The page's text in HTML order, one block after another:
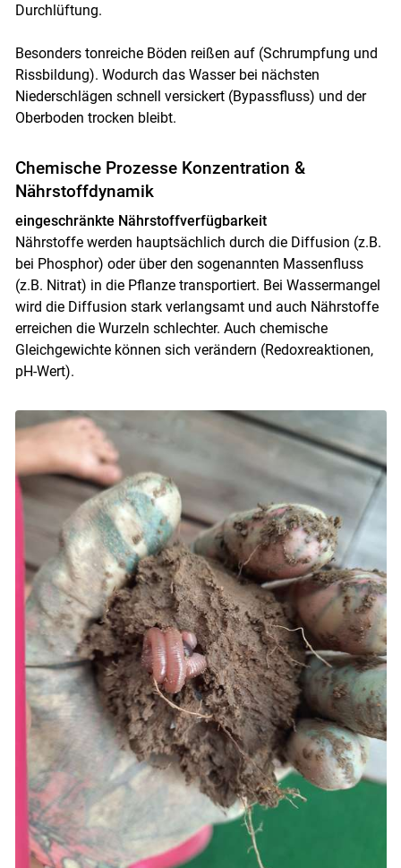
Skip to main content
Durchlüftung.
Besonders tonreiche Böden reißen auf (Schrumpfung und
Rissbildung). Wodurch das Wasser bei nächsten
Niederschlägen schnell versickert (Bypassfluss) und der
Oberboden trocken bleibt.
Chemische Prozesse Konzentration &
Nährstoffdynamik
eingeschränkte Nährstoffverfügbarkeit
Nährstoffe werden hauptsächlich durch die Diffusion (z.B.
bei Phosphor) oder über den sogenannten Massenfluss
(z.B. Nitrat) in die Pflanze transportiert. Bei Wassermangel
wird die Diffusion stark verlangsamt und auch Nährstoffe
erreichen die Wurzeln schlechter. Auch chemische
Gleichgewichte können sich verändern (Redoxreaktionen,
pH-Wert).